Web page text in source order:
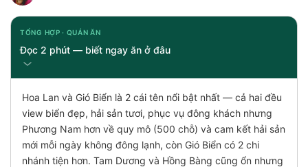
TỔNG HỢP · QUÁN ĂN
Đọc 2 phút — biết ngay ăn ở đâu
Hoa Lan và Gió Biển là 2 cái tên nổi bật nhất — cả hai đều
view biển đẹp, hải sản tươi, phục vụ đông khách nhưng
Phương Nam hơn về quy mô (500 chỗ) và cam kết hải sản
mới mỗi ngày không đông lạnh, còn Gió Biển có 2 chi
nhánh tiện hơn. Tam Dương và Hồng Bàng cũng ổn nhưng